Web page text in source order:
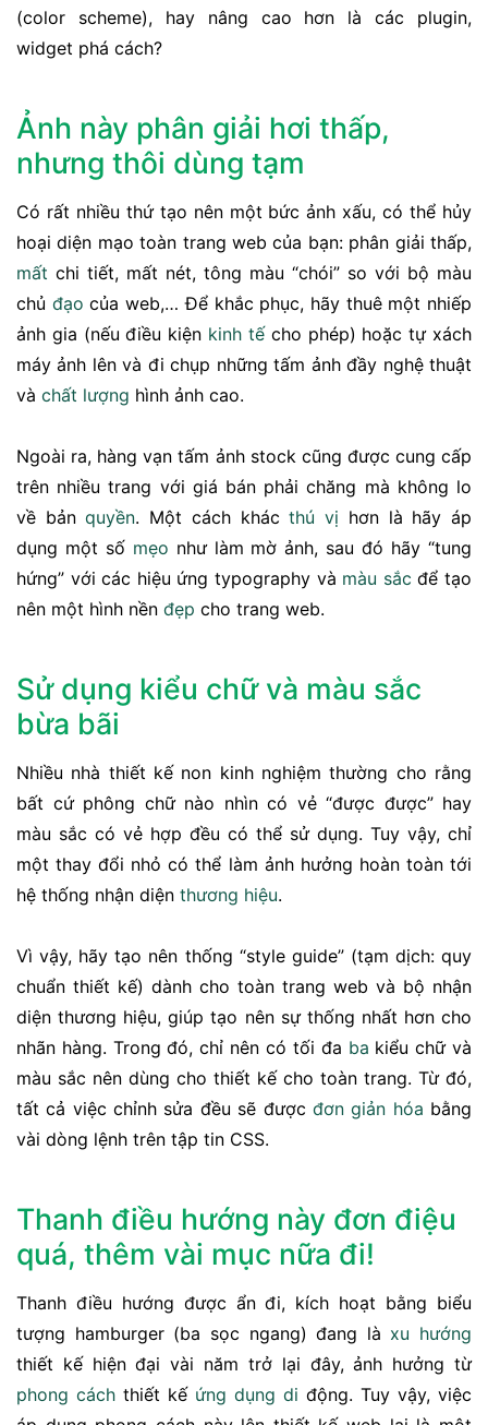
(color scheme), hay nâng cao hơn là các plugin,
widget phá cách?
Ảnh này phân giải hơi thấp,
nhưng thôi dùng tạm
Có rất nhiều thứ tạo nên một bức ảnh xấu, có thể hủy
hoại diện mạo toàn trang web của bạn: phân giải thấp,
mất chi tiết, mất nét, tông màu “chói” so với bộ màu
chủ đạo của web,… Để khắc phục, hãy thuê một nhiếp
ảnh gia (nếu điều kiện kinh tếcho phép) hoặc tự xách
máy ảnh lên và đi chụp những tấm ảnh đầy nghệ thuật
và chất lượng hình ảnh cao.
Ngoài ra, hàng vạn tấm ảnh stock cũng được cung cấp
trên nhiều trang với giá bán phải chăng mà không lo
về bảnquyền. Một cách khácthú vị hơn là hãy áp
dụng một số mẹo như làm mờ ảnh, sau đó hãy “tung
hứng” với các hiệu ứng typography và màu sắc để tạo
nên một hình nền đẹp cho trang web.
Sử dụng kiểu chữ và màu sắc
bừa bãi
Nhiều nhà thiết kế non kinh nghiệm thường cho rằng
bất cứ phông chữ nào nhìn có vẻ “được được” hay
màu sắc có vẻ hợp đều có thể sử dụng. Tuy vậy, chỉ
một thay đổi nhỏ có thể làm ảnh hưởng hoàn toàn tới
hệ thống nhận diện thương hiệu.
Vì vậy, hãy tạo nên thống “style guide” (tạm dịch: quy
chuẩn thiết kế) dành cho toàn trang web và bộ nhận
diện thương hiệu, giúp tạo nên sự thống nhất hơn cho
nhãn hàng. Trong đó, chỉ nên có tối đa ba kiểu chữ và
màu sắc nên dùng cho thiết kế cho toàn trang. Từ đó,
tất cả việc chỉnh sửa đều sẽ được đơn giản hóa bằng
vài dòng lệnh trên tập tin CSS.
Thanh điều hướng này đơn điệu
quá, thêm vài mục nữa đi!
Thanh điều hướng được ẩn đi, kích hoạt bằng biểu
tượng hamburger (ba sọc ngang) đang là xu hướng
thiết kế hiện đại vài năm trở lại đây, ảnh hưởng từ
phong cách thiết kế ứng dụng di động. Tuy vậy, việc